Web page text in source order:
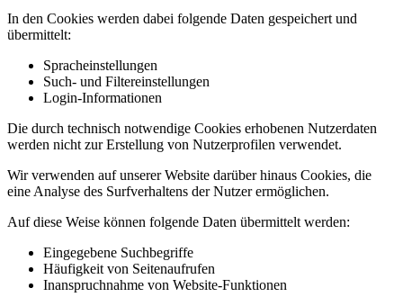
In den Cookies werden dabei folgende Daten gespeichert und
übermittelt:
Spracheinstellungen
Such- und Filtereinstellungen
Login-Informationen
Die durch technisch notwendige Cookies erhobenen Nutzerdaten
werden nicht zur Erstellung von Nutzerprofilen verwendet.
Wir verwenden auf unserer Website darüber hinaus Cookies, die
eine Analyse des Surfverhaltens der Nutzer ermöglichen.
Auf diese Weise können folgende Daten übermittelt werden:
Eingegebene Suchbegriffe
Häufigkeit von Seitenaufrufen
Inanspruchnahme von Website-Funktionen